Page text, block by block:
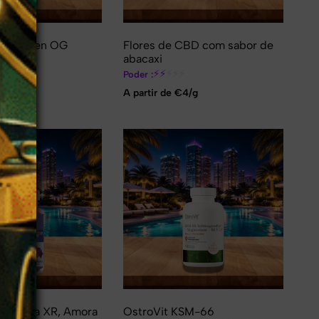
Alien OG
€/g
Flores de CBD com sabor de
abacaxi
Poder :⚡⚡
A partir de €4/g
XR, Amora
OstroVit KSM-66
❄